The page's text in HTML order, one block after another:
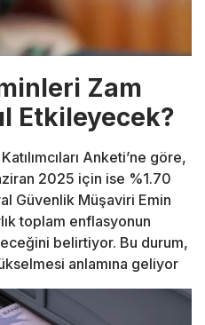
Zam
Etkileyecek?
Anketi’ne göre,
2025 için ise %1.70
Güvenlik Müşaviri Emin
toplam enflasyonun
belirtiyor. Bu durum,
anlamına geliyor